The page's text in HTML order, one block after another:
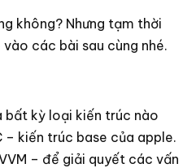
không? Nhưng tạm thời
các bài sau cùng nhé.
bất kỳ loại kiến trúc nào
kiến trúc base của apple.
– để giải quyết các vấn